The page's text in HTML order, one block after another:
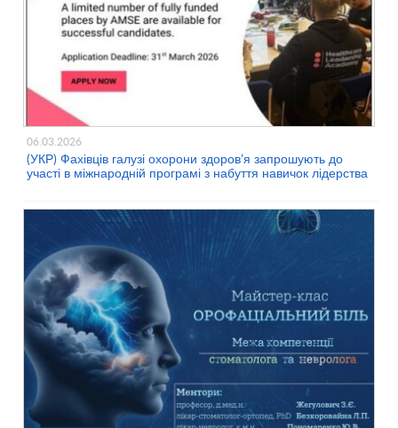
06.03.2026
(УКР) Фахівців галузі охорони здоров’я запрошують до
участі в міжнародній програмі з набуття навичок лідерства